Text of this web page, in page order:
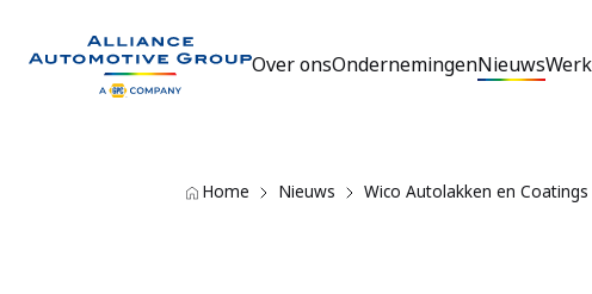
Over onsOndernemingenNieuws
Home Nieuws Wico Autolakken en